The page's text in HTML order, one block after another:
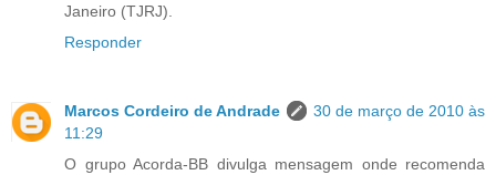
Janeiro (TJRJ).
Responder
Marcos Cordeiro de Andrade
30 de março de 2010 às
11:29
O grupo Acorda-BB divulga mensagem onde recomenda